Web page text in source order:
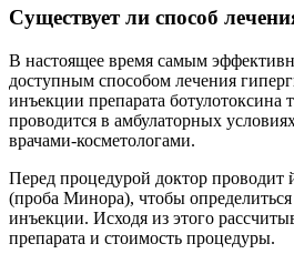
Существует ли способ
В настоящее время самым
доступным способом лечения
инъекции препарата ботулотоксина
проводится в амбулаторных
врачами-косметологами.
Перед процедурой доктор проводит
(проба Минора), чтобы
инъекции. Исходя из этого
препарата и стоимость процедуры.